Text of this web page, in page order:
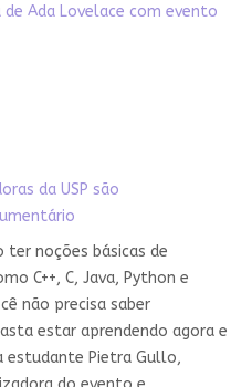
de Ada Lovelace com evento
da USP são
ter noções básicas de
C++, C, Java, Python e
não precisa saber
estar aprendendo agora e
estudante Pietra Gullo,